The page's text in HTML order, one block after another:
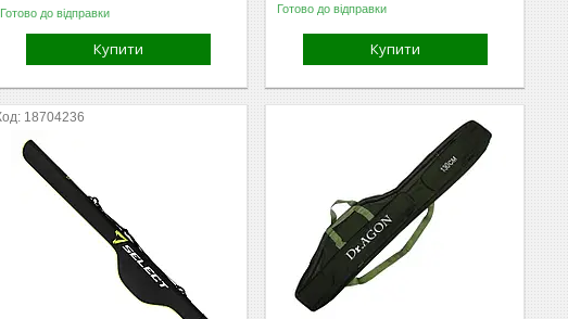
Готово до відправки
Купити
Готово до відправки
Купити
18704236